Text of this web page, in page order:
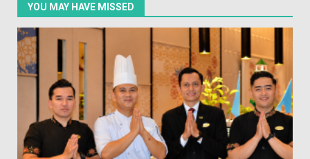
YOU MAY HAVE MISSED